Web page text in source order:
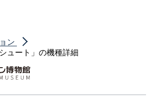
ン
ュート」の機種詳細